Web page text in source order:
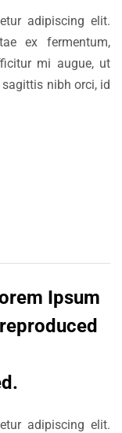
adipiscing elit.
ex fermentum,
mi augue, ut
nibh orci, id
Ipsum
adipiscing elit.